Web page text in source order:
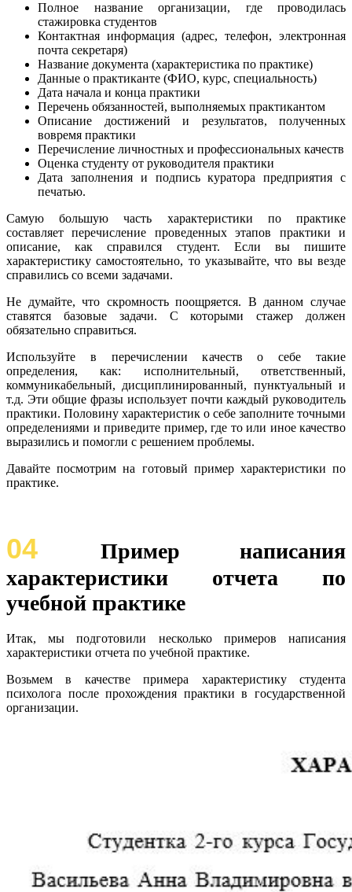
Полное название организации, где проводилась
стажировка студентов
Контактная информация (адрес, телефон, электронная
почта секретаря)
Название документа (характеристика по практике)
Данные о практиканте (ФИО, курс, специальность)
Дата начала и конца практики
Перечень обязанностей, выполняемых практикантом
Описание достижений и результатов, полученных
вовремя практики
Перечисление личностных и профессиональных качеств
Оценка студенту от руководителя практики
Дата заполнения и подпись куратора предприятия с
печатью.
Самую большую часть характеристики по практике
составляет перечисление проведенных этапов практики и
описание, как справился студент. Если вы пишите
характеристику самостоятельно, то указывайте, что вы везде
справились со всеми задачами.
Не думайте, что скромность поощряется. В данном случае
ставятся базовые задачи. С которыми стажер должен
обязательно справиться.
Используйте в перечислении качеств о себе такие
определения, как: исполнительный, ответственный,
коммуникабельный, дисциплинированный, пунктуальный и
т.д. Эти общие фразы использует почти каждый руководитель
практики. Половину характеристик о себе заполните точными
определениями и приведите пример, где то или иное качество
выразились и помогли с решением проблемы.
Давайте посмотрим на готовый пример характеристики по
практике.
04
Пример написания
характеристики отчета по
учебной практике
Итак, мы подготовили несколько примеров написания
характеристики отчета по учебной практике.
Возьмем в качестве примера характеристику студента
психолога после прохождения практики в государственной
организации.